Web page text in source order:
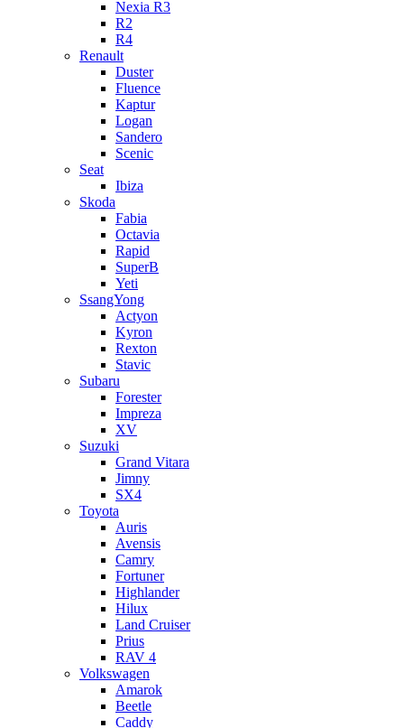
Nexia R3
R2
R4
Renault
Duster
Fluence
Kaptur
Logan
Sandero
Scenic
Seat
Ibiza
Skoda
Fabia
Octavia
Rapid
SuperB
Yeti
SsangYong
Actyon
Kyron
Rexton
Stavic
Subaru
Forester
Impreza
XV
Suzuki
Grand Vitara
Jimny
SX4
Toyota
Auris
Avensis
Camry
Fortuner
Highlander
Hilux
Land Cruiser
Prius
RAV 4
Volkswagen
Amarok
Beetle
Caddy